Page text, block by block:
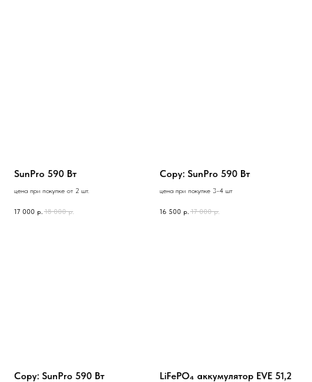
SunPro 590 Вт
цена при покупке от 2 шт.
17 000 р. 18 000 р.
Copy: SunPro 590 Вт
цена при покупке 3-4 шт
16 500 р. 17 000 р.
Copy: SunPro 590 Вт
LiFеPO₄ aккумулятор ЕVЕ 51,2